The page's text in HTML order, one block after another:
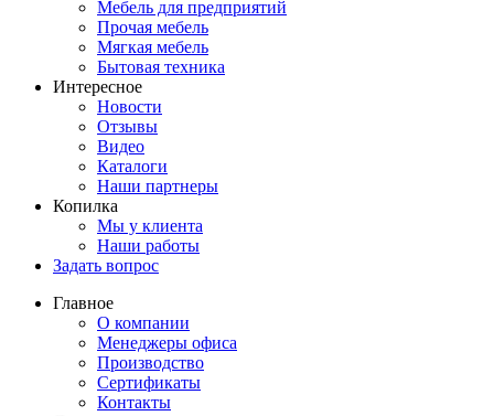
Мебель для предприятий
Прочая мебель
Мягкая мебель
Бытовая техника
Интересное
Новости
Отзывы
Видео
Каталоги
Наши партнеры
Копилка
Мы у клиента
Наши работы
Задать вопрос
Главное
О компании
Менеджеры офиса
Производство
Сертификаты
Контакты